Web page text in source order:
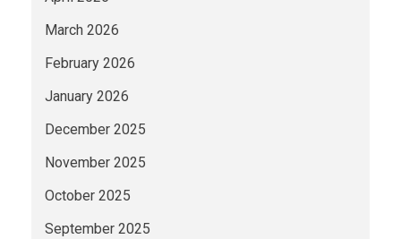
March 2026
February 2026
January 2026
December 2025
November 2025
October 2025
September 2025